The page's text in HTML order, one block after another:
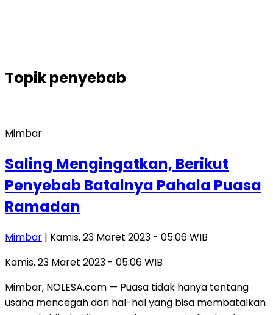
Topikpenyebab
Mimbar
Saling Mengingatkan, Berikut
Penyebab Batalnya Pahala Puasa
Ramadan
Mimbar | Kamis, 23 Maret 2023 - 05:06 WIB
Kamis, 23 Maret 2023 - 05:06 WIB
Mimbar, NOLESA.com — Puasa tidak hanya tentang
usaha mencegah dari hal-hal yang bisa membatalkan